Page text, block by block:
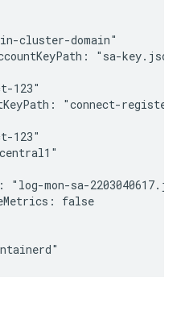
cluster-domain"
"sa-
123"
"connect-
123"
"log-mon-sa-
false